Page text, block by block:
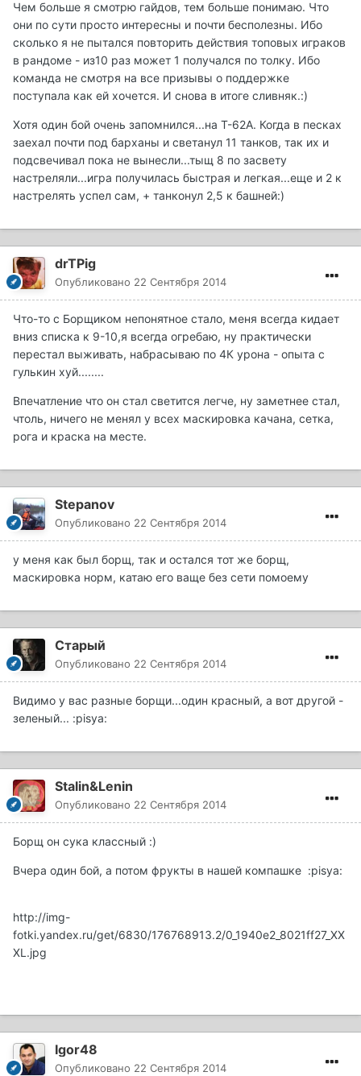
Чем больше я смотрю гайдов, тем больше понимаю. Что
они по сути просто интересны и почти бесполезны. Ибо
сколько я не пытался повторить действия топовых играков
в рандоме - из10 раз может 1 получался по толку. Ибо
команда не смотря на все призывы о поддержке
поступала как ей хочется. И снова в итоге сливняк.:)
Хотя один бой очень запомнился...на Т-62А. Когда в песках
заехал почти под барханы и светанул 11 танков, так их и
подсвечивал пока не вынесли...тыщ 8 по засвету
настреляли...игра получилась быстрая и легкая...еще и 2 к
настрелять успел сам, + танконул 2,5 к башней:)
drTPig
Опубликовано 22 Сентября 2014
Что-то с Борщиком непонятное стало, меня всегда кидает
вниз списка к 9-10,я всегда огребаю, ну практически
перестал выживать, набрасываю по 4К урона - опыта с
гулькин хуй........
Впечатление что он стал светится легче, ну заметнее стал,
чтоль, ничего не менял у всех маскировка качана, сетка,
рога и краска на месте.
Stepanov
Опубликовано 22 Сентября 2014
у меня как был борщ, так и остался тот же борщ,
маскировка норм, катаю его ваще без сети помоему
Старый
Опубликовано 22 Сентября 2014
Видимо у вас разные борщи...один красный, а вот другой -
зеленый... :pisya:
Stalin&Lenin
Опубликовано 22 Сентября 2014
Борщ он сука классный :)
Вчера один бой, а потом фрукты в нашей компашке :pisya:
http://img-
fotki.yandex.ru/get/6830/176768913.2/0_1940e2_8021ff27_XX
XL.jpg
Igor48
Опубликовано 22 Сентября 2014